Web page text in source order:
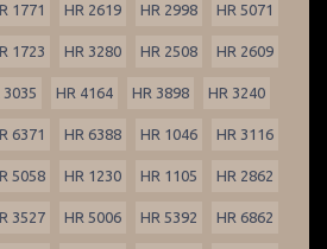
1771 HR 2619 HR 2998 HR 5071
1723 HR 3280 HR 2508 HR 2609
3035 HR 4164 HR 3898 HR 3240
6371 HR 6388 HR 1046 HR 3116
5058 HR 1230 HR 1105 HR 2862
3527 HR 5006 HR 5392 HR 6862